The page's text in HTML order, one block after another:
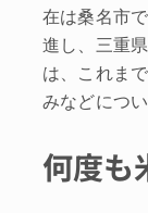
在は桑名市
進し、三重
は、これま
みなどにつ
何度も